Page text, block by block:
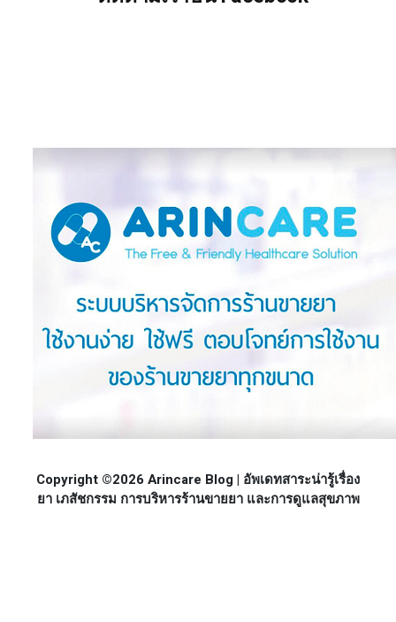
Copyright ©2026 Arincare Blog | อัพเดทสาระน่ารู้เรื่อง
ยา เภสัชกรรม การบริหารร้านขายยา และการดูแลสุขภาพ